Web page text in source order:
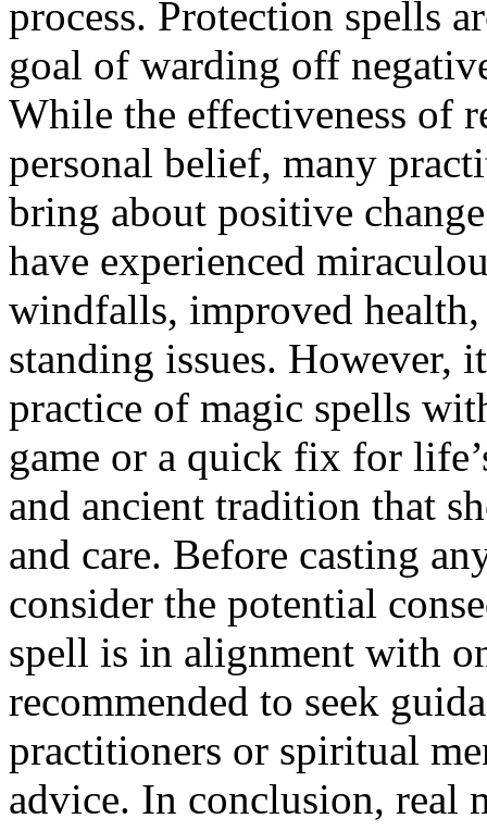
process. Protection spells
goal of warding off
While the effectiveness of
personal belief, many
bring about positive
have experienced
windfalls, improved
standing issues. However,
practice of magic spells
game or a quick fix for
and ancient tradition that
and care. Before casting
consider the potential
spell is in alignment with
recommended to seek
practitioners or spiritual
advice. In conclusion, real